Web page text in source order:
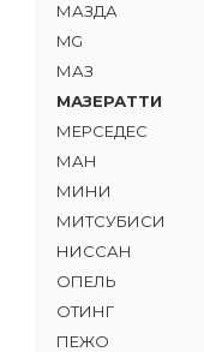
МАЗДА
MG
МАЗ
МАЗЕРАТТИ
МЕРСЕДЕС
МАН
МИНИ
МИТСУБИСИ
НИССАН
ОПЕЛЬ
ОТИНГ
ПЕЖО